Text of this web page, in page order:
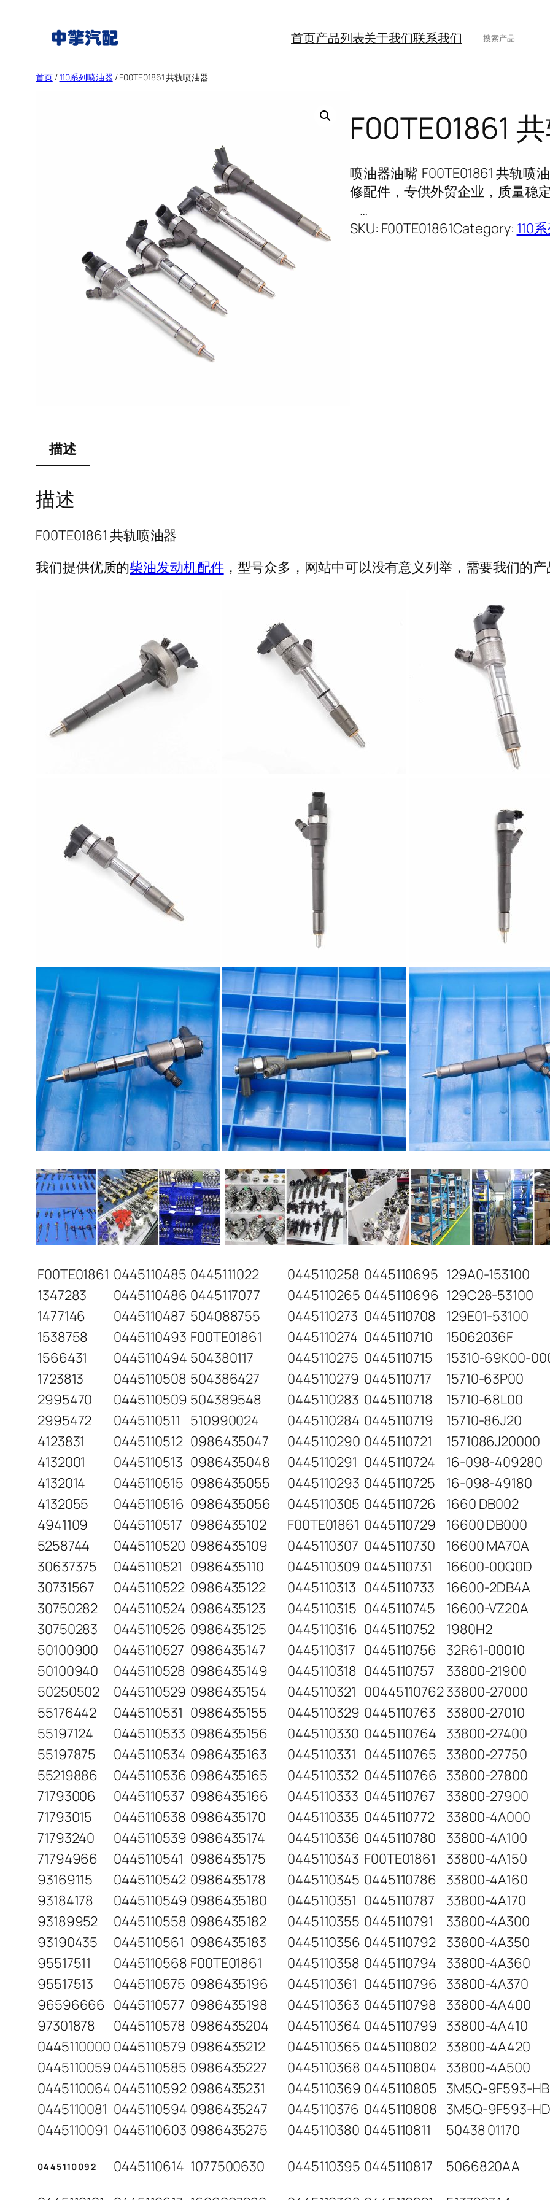
首页产品列表关于我们联系我们
搜
首页/110系列喷油器 / F00TE01861 共轨喷油器
F00TE01861
喷油器油嘴 F00TE01861 共轨喷
修配件，专供外贸企业，质量稳
…
SKU: F00TE01861Category: 110
描述
描述
F00TE01861 共轨喷油器
我们提供优质的柴油发动机配件，型号众多，网站中可以没有意义列举，需要我们的
F00TE01861 0445110485 0445111022 0445110258 0445110695 129A0-153100
1347283
0445110486 0445117077 0445110265 0445110696 129C28-53100
1477146
0445110487 504088755 0445110273 0445110708
129E01-53100
1538758
0445110493 F00TE01861 0445110274 0445110710
15062036F
1566431
0445110494 504380117 0445110275 0445110715
15310-69K00-
1723813
0445110508 504386427 0445110279 0445110717
15710-63P00
2995470
0445110509 504389548 0445110283 0445110718
15710-68L00
2995472
0445110511 510990024 0445110284 0445110719
15710-86J20
4123831
0445110512 0986435047 0445110290 0445110721
1571086J20000
4132001
0445110513 0986435048 0445110291 0445110724
16-098-409280
4132014
0445110515 0986435055 0445110293 0445110725
16-098-49180
4132055
0445110516 0986435056 0445110305 0445110726
1660 DB002
4941109
0445110517 0986435102 F00TE01861 0445110729
16600 DB000
5258744
0445110520 0986435109 0445110307 0445110730
16600 MA70A
30637375
0445110521 0986435110 0445110309 0445110731
16600-00Q0D
30731567
0445110522 0986435122 0445110313 0445110733
16600-2DB4A
30750282
0445110524 0986435123 0445110315 0445110745
16600-VZ20A
30750283
0445110526 0986435125 0445110316 0445110752
1980H2
50100900
0445110527 0986435147 0445110317 0445110756 32R61-00010
50100940
0445110528 0986435149 0445110318 0445110757
33800-21900
50250502
0445110529 0986435154 0445110321 0044511076233800-27000
55176442
0445110531 0986435155 0445110329 0445110763
33800-27010
55197124
0445110533 0986435156 0445110330 0445110764 33800-27400
55197875
0445110534 0986435163 0445110331 0445110765 33800-27750
55219886
0445110536 0986435165 0445110332 0445110766 33800-27800
71793006
0445110537 0986435166 0445110333 0445110767
33800-27900
71793015
0445110538 0986435170 0445110335 0445110772
33800-4A000
71793240
0445110539 0986435174 0445110336 0445110780
33800-4A100
71794966
0445110541 0986435175 0445110343 F00TE01861
33800-4A150
93169115
0445110542 0986435178 0445110345 0445110786 33800-4A160
93184178
0445110549 0986435180 0445110351 0445110787
33800-4A170
93189952
0445110558 0986435182 0445110355 0445110791
33800-4A300
93190435
0445110561 0986435183 0445110356 0445110792 33800-4A350
95517511
0445110568 F00TE01861 0445110358 0445110794 33800-4A360
95517513
0445110575 0986435196 0445110361 0445110796 33800-4A370
96596666 0445110577 0986435198 0445110363 0445110798 33800-4A400
97301878
0445110578 0986435204 0445110364 0445110799 33800-4A410
0445110000 0445110579 0986435212 0445110365 0445110802 33800-4A420
0445110059 0445110585 0986435227 0445110368 0445110804 33800-4A500
0445110064 0445110592 0986435231 0445110369 0445110805 3M5Q-9F593-HB
0445110081 0445110594 0986435247 0445110376 0445110808 3M5Q-9F593-HD
0445110091 0445110603 0986435275 0445110380 0445110811 50438 01170
0445110092 0445110614 1077500630 0445110395 0445110817
5066820AA